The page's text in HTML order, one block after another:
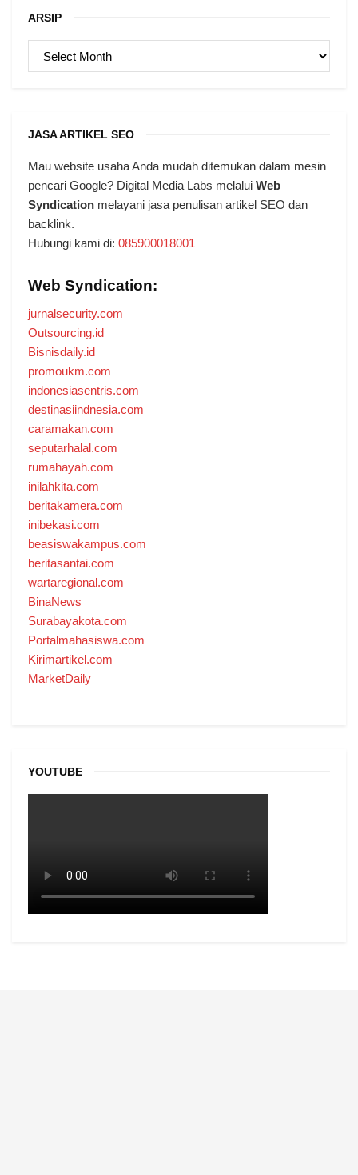
ARSIP
JASA ARTIKEL SEO
Mau website usaha Anda mudah ditemukan dalam mesin
pencari Google? Digital Media Labs melalui Web
Syndication melayani jasa penulisan artikel SEO dan
backlink.
Hubungi kami di: 085900018001
Web Syndication:
jurnalsecurity.com
Outsourcing.id
Bisnisdaily.id
promoukm.com
indonesiasentris.com
destinasiindnesia.com
caramakan.com
seputarhalal.com
rumahayah.com
inilahkita.com
beritakamera.com
inibekasi.com
beasiswakampus.com
beritasantai.com
wartaregional.com
BinaNews
Surabayakota.com
Portalmahasiswa.com
Kirimartikel.com
MarketDaily
YOUTUBE